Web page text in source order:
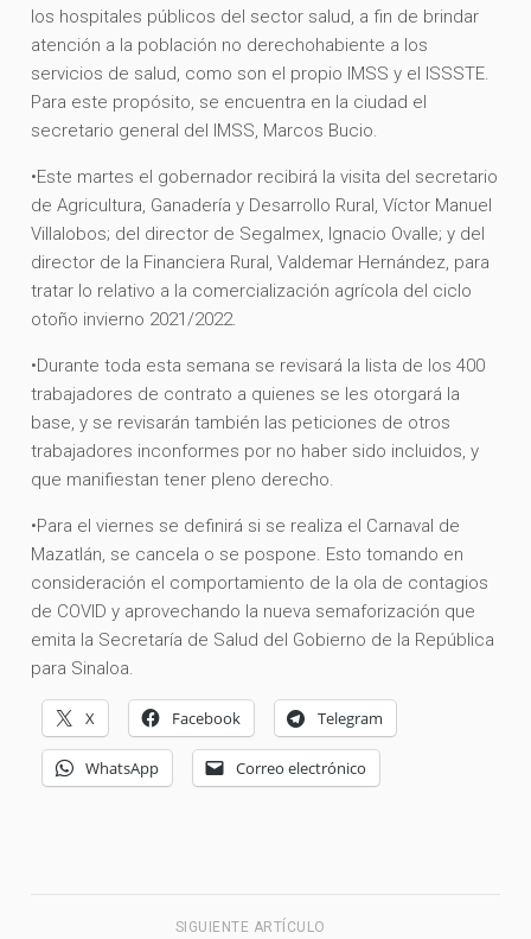
los hospitales públicos del sector salud, a fin de brindar
atención a la población no derechohabiente a los
servicios de salud, como son el propio IMSS y el ISSSTE.
Para este propósito, se encuentra en la ciudad el
secretario general del IMSS, Marcos Bucio.
•Este martes el gobernador recibirá la visita del secretario
de Agricultura, Ganadería y Desarrollo Rural, Víctor Manuel
Villalobos; del director de Segalmex, Ignacio Ovalle; y del
director de la Financiera Rural, Valdemar Hernández, para
tratar lo relativo a la comercialización agrícola del ciclo
otoño invierno 2021/2022.
•Durante toda esta semana se revisará la lista de los 400
trabajadores de contrato a quienes se les otorgará la
base, y se revisarán también las peticiones de otros
trabajadores inconformes por no haber sido incluidos, y
que manifiestan tener pleno derecho.
•Para el viernes se definirá si se realiza el Carnaval de
Mazatlán, se cancela o se pospone. Esto tomando en
consideración el comportamiento de la ola de contagios
de COVID y aprovechando la nueva semaforización que
emita la Secretaría de Salud del Gobierno de la República
para Sinaloa.
X Facebook Telegram
WhatsApp Correo electrónico
SIGUIENTE ARTÍCULO